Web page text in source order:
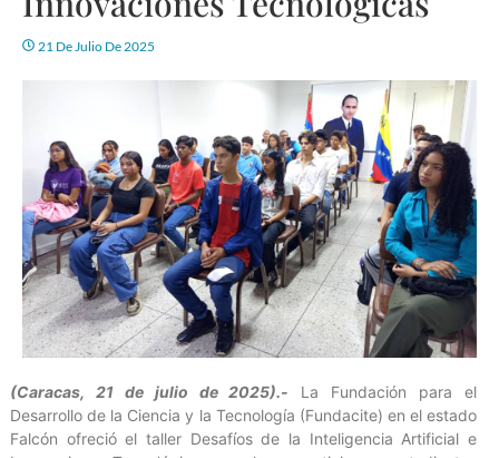
21 De Julio De 2025
(Caracas, 21 de julio de 2025).- La Fundación para el
Desarrollo de la Ciencia y la Tecnología (Fundacite) en el estado
Falcón ofreció el taller Desafíos de la Inteligencia Artificial e